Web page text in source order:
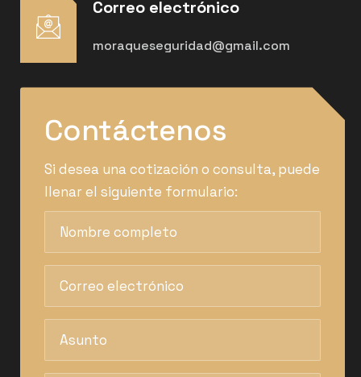
Correo electrónico
moraqueseguridad@gmail.com
Contáctenos
Si desea una cotización o consulta, puede
llenar el siguiente formulario: